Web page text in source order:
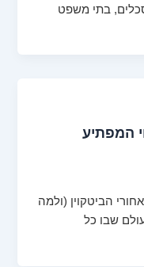
בתי משפט
המפתיע
הביטקוין (ולמה
שבו כל